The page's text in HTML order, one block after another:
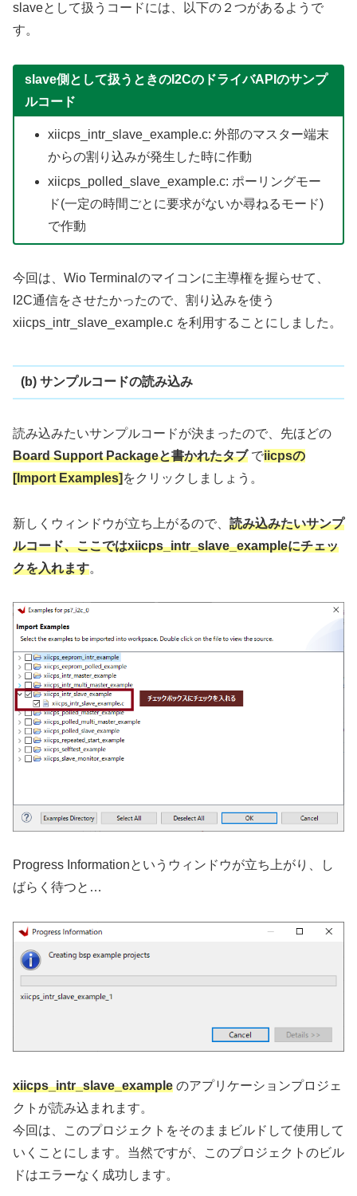
slaveとして扱うコードには、以下の２つがあるようで
す。
slave側として扱うときのI2CのドライバAPIのサンプ
ルコード
xiicps_intr_slave_example.c: 外部のマスター端末
からの割り込みが発生した時に作動
xiicps_polled_slave_example.c: ポーリングモー
ド(一定の時間ごとに要求がないか尋ねるモード)
で作動
今回は、Wio Terminalのマイコンに主導権を握らせて、
I2C通信をさせたかったので、割り込みを使う
xiicps_intr_slave_example.c を利用することにしました。
(b) サンプルコードの読み込み
読み込みたいサンプルコードが決まったので、先ほどの
Board Support Packageと書かれたタブでiicpsの
[Import Examples] をクリックしましょう。
新しくウィンドウが立ち上がるので、 読み込みたいサンプ
ルコード、ここではxiicps_intr_slave_exampleにチェッ
クを入れます。
Progress Informationというウィンドウが立ち上がり、し
ばらく待つと…
xiicps_intr_slave_example のアプリケーションプロジェ
クトが読み込まれます。
今回は、このプロジェクトをそのままビルドして使用して
いくことにします。当然ですが、このプロジェクトのビル
ドはエラーなく成功します。